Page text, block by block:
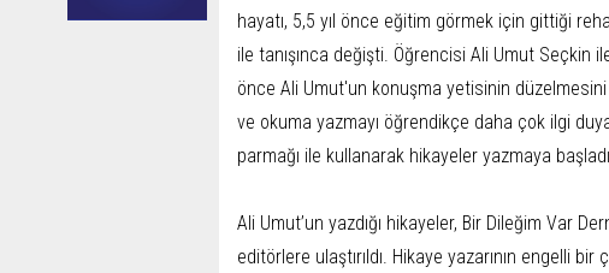
hayatı, 5,5 yıl önce eğitim görmek için gittiği
ile tanışınca değişti. Öğrencisi Ali Umut Seçkin
önce Ali Umut'un konuşma yetisinin
ve okuma yazmayı öğrendikçe daha çok ilgi
parmağı ile kullanarak hikayeler yazmaya
Ali Umut’un yazdığı hikayeler, Bir Dileğim Var
editörlere ulaştırıldı. Hikaye yazarının engelli